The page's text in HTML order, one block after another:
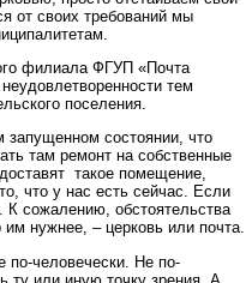
от своих требований мы
филиала ФГУП «Почта
тем
поселения.
состоянии, что
там ремонт на собственные
такое помещение,
что у нас есть сейчас. Если
К сожалению, обстоятельства
нужнее, – церковь или почта.
по-человечески. Не по-